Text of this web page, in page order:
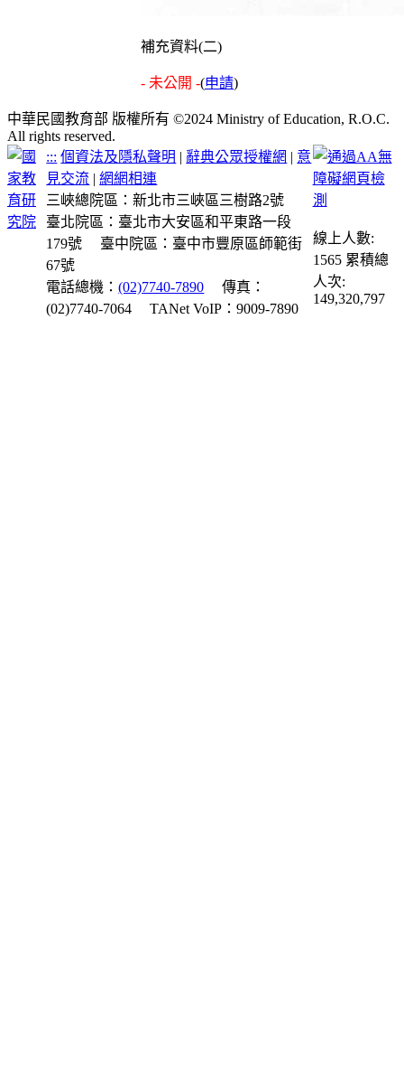
補充資料(二)
- 未公開 -(申請)
中華民國教育部 版權所有 ©2024 Ministry of Education, R.O.C.
All rights reserved.
::: 個資法及隱私聲明 | 辭典公眾授權網 | 意
見交流 |網網相連
三峽總院區：新北市三峽區三樹路2號
臺北院區：臺北市大安區和平東路一段
179號
臺中院區：臺中市豐原區師範街
67號
電話總機：(02)7740-7890
傳真：
(02)7740-7064
TANet VoIP：9009-7890
線上人數:
1565 累積總
人次:
149,320,797